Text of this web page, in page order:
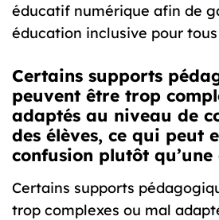
éducatif numérique afin de
éducation inclusive pour
Certains supports
peuvent être trop
adaptés au niveau de
des élèves, ce qui peut
confusion plutôt
Certains supports
trop complexes ou mal